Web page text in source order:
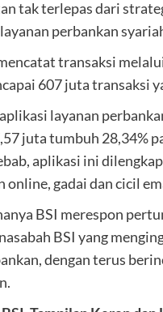
tak terlepas dari
perbankan
transaksi
607 juta transaksi
layanan
juta tumbuh 28,34%
aplikasi ini
online, gadai dan cicil
BSI merespon
BSI yang
dengan terus